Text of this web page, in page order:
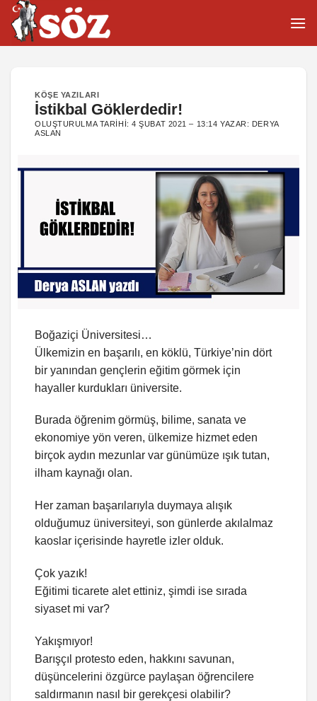
İçeriğe
atla
KÖŞE YAZILARI
İstikbal Göklerdedir!
OLUŞTURULMA TARIHI:4 ŞUBAT 2021 – 13:14 YAZAR: DERYA
ASLAN
Boğaziçi Üniversitesi…
Ülkemizin en başarılı, en köklü, Türkiye’nin dört
bir yanından gençlerin eğitim görmek için
hayaller kurdukları üniversite.
Burada öğrenim görmüş, bilime, sanata ve
ekonomiye yön veren, ülkemize hizmet eden
birçok aydın mezunlar var günümüze ışık tutan,
ilham kaynağı olan.
Her zaman başarılarıyla duymaya alışık
olduğumuz üniversiteyi, son günlerde akılalmaz
kaoslar içerisinde hayretle izler olduk.
Çok yazık!
Eğitimi ticarete alet ettiniz, şimdi ise sırada
siyaset mi var?
Yakışmıyor!
Barışçıl protesto eden, hakkını savunan,
düşüncelerini özgürce paylaşan öğrencilere
saldırmanın nasıl bir gerekçesi olabilir?